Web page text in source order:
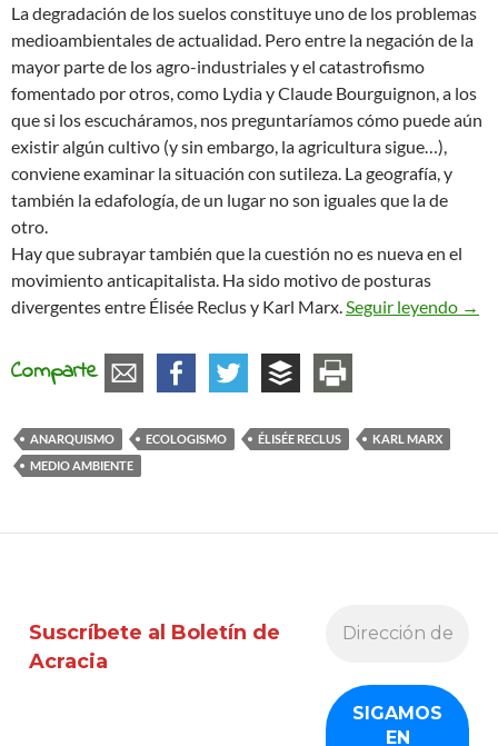
La degradación de los suelos constituye uno de los problemas
medioambientales de actualidad. Pero entre la negación de la
mayor parte de los agro-industriales y el catastrofismo
fomentado por otros, como Lydia y Claude Bourguignon, a los
que si los escucháramos, nos preguntaríamos cómo puede aún
existir algún cultivo (y sin embargo, la agricultura sigue…),
conviene examinar la situación con sutileza. La geografía, y
también la edafología, de un lugar no son iguales que la de
otro.
Hay que subrayar también que la cuestión no es nueva en el
movimiento anticapitalista. Ha sido motivo de posturas
divergentes entre Élisée Reclus y Karl Marx.Seguir leyendo La
→
Comparte
ANARQUISMO ECOLOGISMO ÉLISÉE RECLUS
KARL MARX
MEDIO AMBIENTE
Suscríbete al Boletín de
Acracia